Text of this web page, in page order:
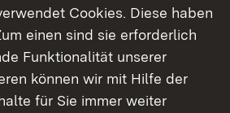
der L170 am
Lotenbachklamm bis zum
Wutachtalblick
bis 4. September 2026
Cookies. Diese haben
einen sind sie erforderlich
Funktionalität unserer
können wir mit Hilfe der
für Sie immer weiter